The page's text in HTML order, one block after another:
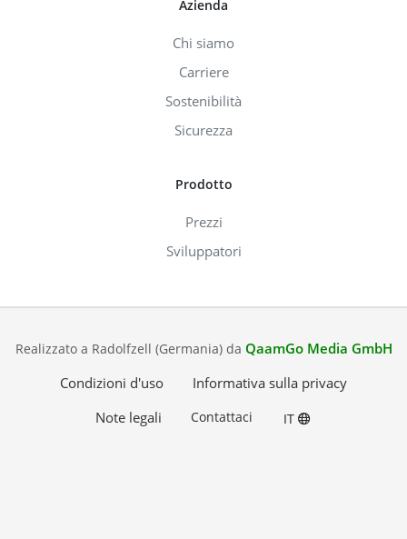
Azienda
Chi siamo
Carriere
Sostenibilità
Sicurezza
Prodotto
Prezzi
Sviluppatori
Realizzato a Radolfzell (Germania) da QaamGo Media GmbH
Condizioni d'uso
Informativa sulla privacy
Note legali
Contattaci IT